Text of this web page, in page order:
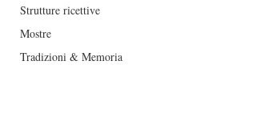
Strutture ricettive
Mostre
Tradizioni & Memoria